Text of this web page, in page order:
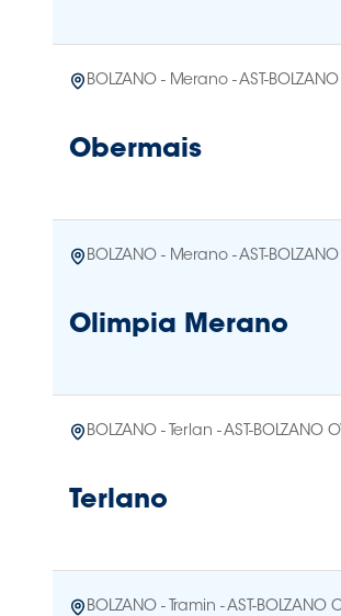
BOLZANO - Merano - AST-BOLZANO
Obermais
BOLZANO - Merano - AST-BOLZANO
Olimpia Merano
BOLZANO - Terlan - AST-BOLZANO
Terlano
BOLZANO - Tramin - AST-BOLZANO